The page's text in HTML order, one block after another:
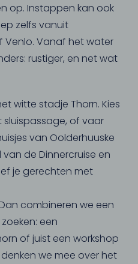
op. Instappen kan ook
zelfs vanuit
Venlo. Vanaf het water
rustiger, en net wat
witte stadje Thorn. Kies
of vaar
van Oolderhuuske
de Dinnercruise en
je gerechten met
combineren we een
een
of juist een workshop
we mee over het